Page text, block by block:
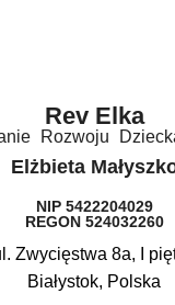
Rev Elka​
Rozwoju
Elżbieta
NIP 5422204029
REGON 524032260
Zwycięstwa 8a, I
Białystok, Polska